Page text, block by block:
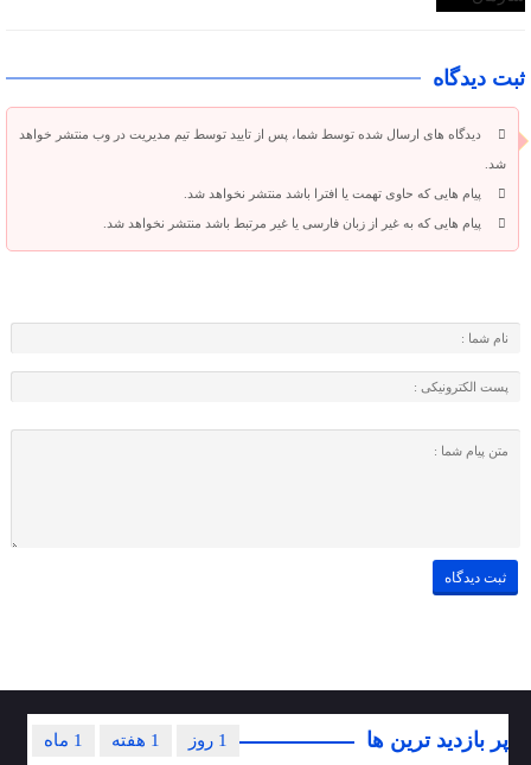
ثبت دیدگاه
دیدگاه های ارسال شده توسط شما، پس از تایید توسط تیم مدیریت در وب منتشر خواهد
شد.
پیام هایی که حاوی تهمت یا افترا باشد منتشر نخواهد شد.
پیام هایی که به غیر از زبان فارسی یا غیر مرتبط باشد منتشر نخواهد شد.
پر بازدید ترین ها 1 ماه 1 هفته 1 روز